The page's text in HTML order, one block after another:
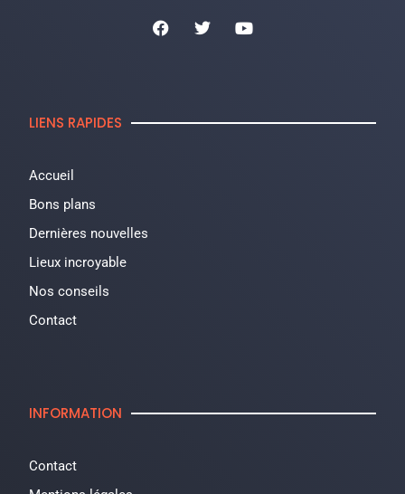
LIENS RAPIDES
Accueil
Bons plans
Dernières nouvelles
Lieux incroyable
Nos conseils
Contact
INFORMATION
Contact